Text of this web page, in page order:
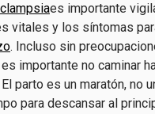
es importante
vitales y los síntomas
. Incluso sin
importante no caminar
parto es un maratón, no
para descansar al